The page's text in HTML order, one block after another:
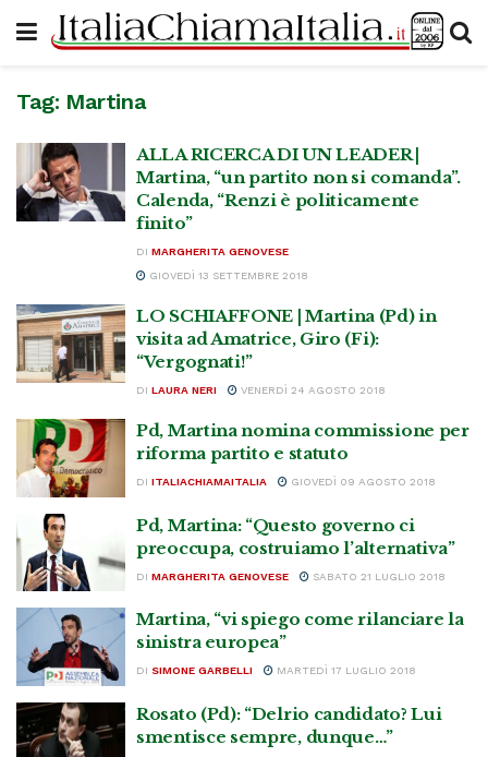
Tag: Martina
ALLA RICERCA DI UN LEADER |
Martina, “un partito non si comanda”.
Calenda, “Renzi è politicamente
finito”
DI MARGHERITA GENOVESE
GIOVEDÌ 13 SETTEMBRE 2018
LO SCHIAFFONE | Martina (Pd) in
visita ad Amatrice, Giro (Fi):
“Vergognati!”
DI LAURA NERI VENERDÌ 24 AGOSTO 2018
Pd, Martina nomina commissione per
riforma partito e statuto
DI ITALIACHIAMAITALIA GIOVEDÌ 09 AGOSTO 2018
Pd, Martina: “Questo governo ci
preoccupa, costruiamo l’alternativa”
DI MARGHERITA GENOVESE SABATO 21 LUGLIO 2018
Martina, “vi spiego come rilanciare la
sinistra europea”
DI SIMONE GARBELLI MARTEDÌ 17 LUGLIO 2018
Rosato (Pd): “Delrio candidato? Lui
smentisce sempre, dunque…”